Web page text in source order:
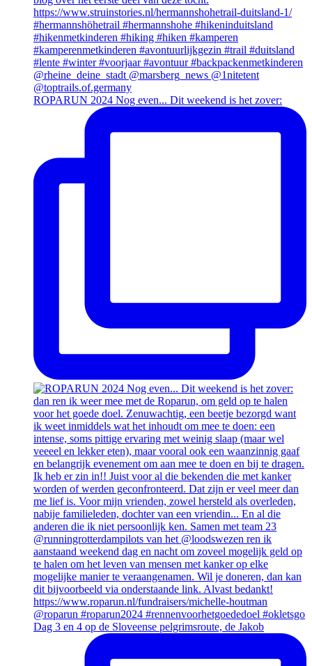
ROPARUN 2024 Nog even... Dit weekend is het zover:
Dag 3 en 4 op de Sloveense pelgrimsroute, de Jakob